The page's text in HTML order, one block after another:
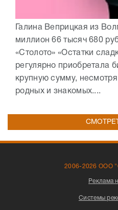
Галина Веприцкая из
миллион 66 тысяч 680
«Столото» «Остатки
регулярно приобретала
крупную сумму,
родных и знакомых....
2006-2026 ООО
Реклама
Системы